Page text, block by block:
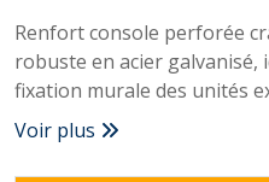
Renfort console perforée
robuste en acier
fixation murale des unités
Adapté aux environnements
Voir plus